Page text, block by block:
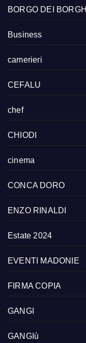
BORGO DEI BORGHI
Business
camerieri
CEFALU
chef
CHIODI
cinema
CONCA DORO
ENZO RINALDI
Estate 2024
EVENTI MADONIE
FIRMA COPIA
GANGI
GANGIù